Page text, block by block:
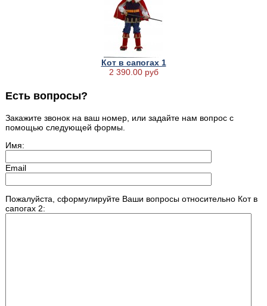
Кот в сапогах 1
2 390.00 руб
Есть вопросы?
Закажите звонок на ваш номер, или задайте нам вопрос с
помощью следующей формы.
Имя:
Email
Пожалуйста, сформулируйте Ваши вопросы относительно Кот в
сапогах 2: